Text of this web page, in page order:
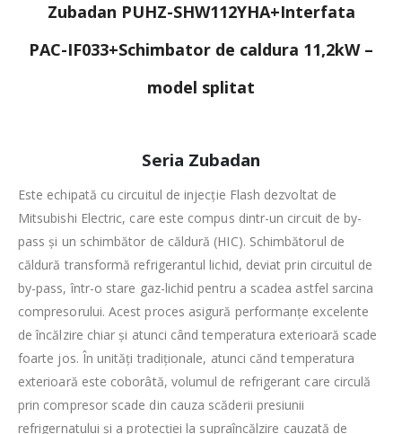
Zubadan PUHZ-SHW112YHA+Interfata
PAC-IF033+Schimbator de caldura 11,2kW –
model splitat
Seria Zubadan
Este echipată cu circuitul de injecție Flash dezvoltat de
Mitsubishi Electric, care este compus dintr-un circuit de by-
pass și un schimbător de căldură (HIC). Schimbătorul de
căldură transformă refrigerantul lichid, deviat prin circuitul de
by-pass, într-o stare gaz-lichid pentru a scadea astfel sarcina
compresorului. Acest proces asigură performanțe excelente
de încălzire chiar și atunci când temperatura exterioară scade
foarte jos. În unități tradiționale, atunci cănd temperatura
exterioară este coborâtă, volumul de refrigerant care circulă
prin compresor scade din cauza scăderii presiunii
refrigernatului și a protecției la supraîncălzire cauzată de